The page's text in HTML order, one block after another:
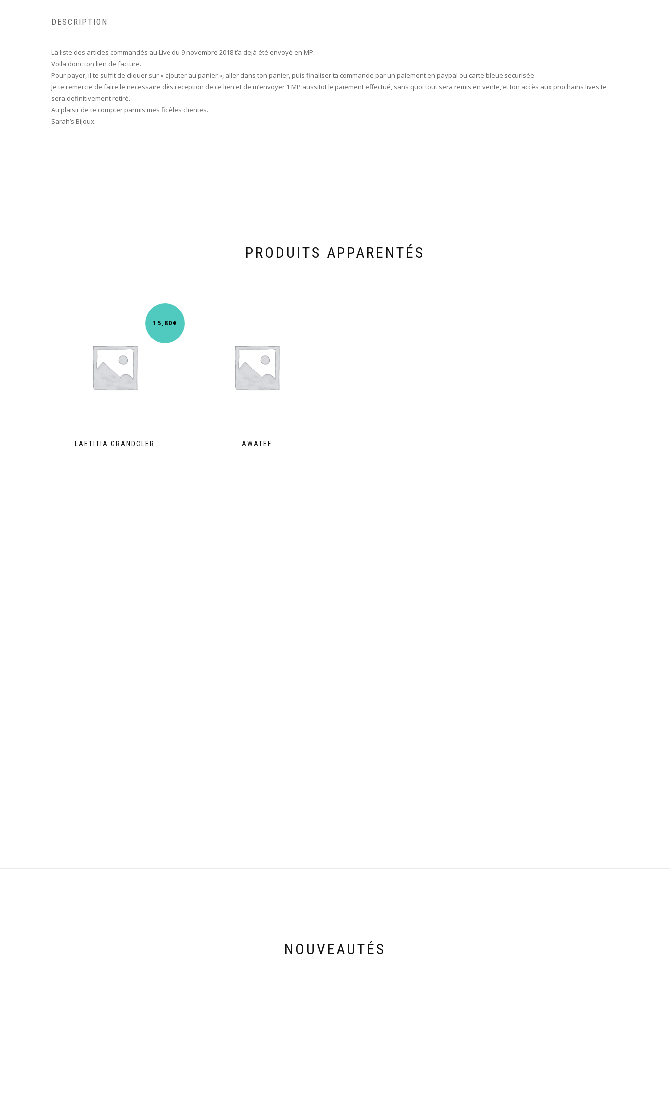
DESCRIPTION
La liste des articles commandés au Live du 9 novembre 2018 t’a dejà été envoyé en MP.
Voila donc ton lien de facture.
Pour payer, il te suffit de cliquer sur « ajouter au panier », aller dans ton panier, puis finaliser ta commande par un paiement en paypal ou carte bleue securisée.
Je te remercie de faire le necessaire dès reception de ce lien et de m’envoyer 1 MP aussitot le paiement effectué, sans quoi tout sera remis en vente, et ton accès aux prochains lives te
sera definitivement retiré.
Au plaisir de te compter parmis mes fidèles clientes.
Sarah’s Bijoux.
PRODUITS APPARENTÉS
LAETITIA GRANDCLER
15,80€
AWATEF
NOUVEAUTÉS